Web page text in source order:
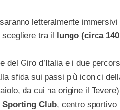
letteralmente immersivi
tra il
lungo (circa
del Giro d’Italia e i due
sfida sui passi più iconici
da cui ha origine il
Sporting Club, centro sportivo